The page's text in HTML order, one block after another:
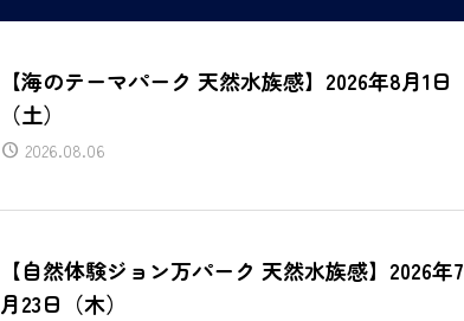
【海のテーマパーク 天然水族感】2026年8月1日
（土）
2026.08.06
【自然体験ジョン万パーク 天然水族感】2026年7
月23日（木）